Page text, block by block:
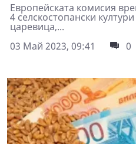
Европейската комисия
4 селскостопански
царевица,...
03 Май 2023, 09:41
0